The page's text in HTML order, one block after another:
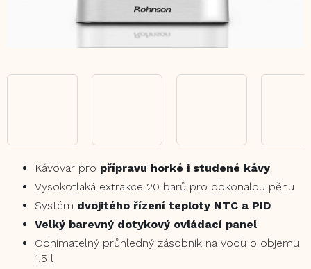
Kávovar pro přípravu horké i studené kávy
Vysokotlaká extrakce 20 barů pro dokonalou pěnu
Systém dvojitého řízení teploty NTC a PID
Velký barevný dotykový ovládací panel
Odnímatelný průhledný zásobník na vodu o objemu
1,5 l